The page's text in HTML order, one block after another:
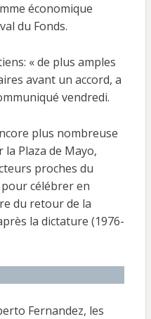
économique
du Fonds.
« de plus amples
avant un accord, a
vendredi.
plus nombreuse
la Plaza de Mayo,
proches du
célébrer en
du retour de la
la dictature (1976-
Fernandez, les